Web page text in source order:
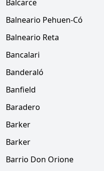
Balcarce
Balneario Pehuen-Có
Balneario Reta
Bancalari
Banderaló
Banfield
Baradero
Barker
Barker
Barrio Don Orione